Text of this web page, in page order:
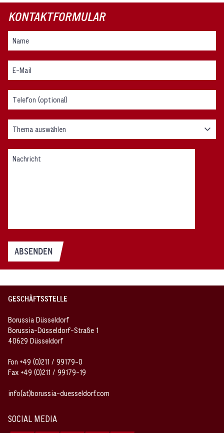
KONTAKTFORMULAR
Thema auswählen
ABSENDEN
GESCHÄFTSSTELLE
Borussia Düsseldorf
Borussia-Düsseldorf-Straße 1
40629 Düsseldorf
Fon +49 (0)211 / 99179-0
Fax +49 (0)211 / 99179-19
info(at)borussia-duesseldorf.com
SOCIAL MEDIA